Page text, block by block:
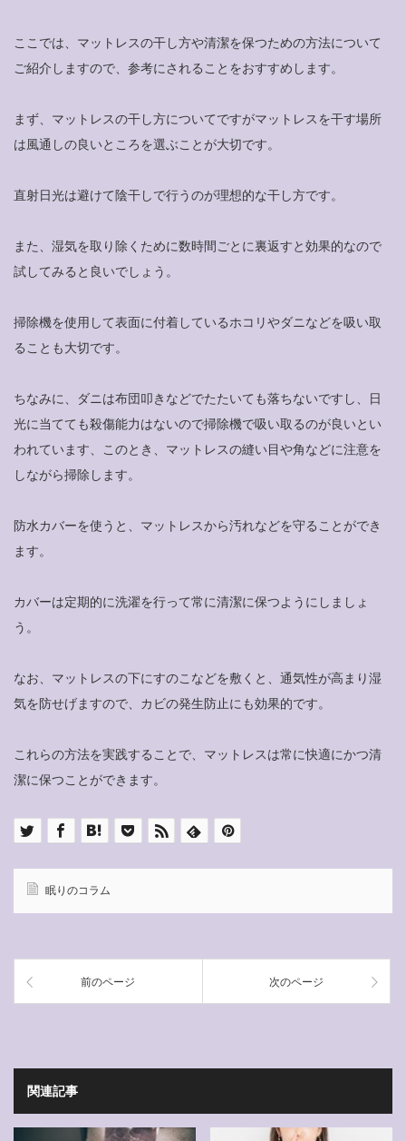
ここでは、マットレスの干し方や清潔を保つための方法について
ご紹介しますので、参考にされることをおすすめします。
まず、マットレスの干し方についてですがマットレスを干す場所
は風通しの良いところを選ぶことが大切です。
直射日光は避けて陰干しで行うのが理想的な干し方です。
また、湿気を取り除くために数時間ごとに裏返すと効果的なので
試してみると良いでしょう。
掃除機を使用して表面に付着しているホコリやダニなどを吸い取
ることも大切です。
ちなみに、ダニは布団叩きなどでたたいても落ちないですし、日
光に当てても殺傷能力はないので掃除機で吸い取るのが良いとい
われています、このとき、マットレスの縫い目や角などに注意を
しながら掃除します。
防水カバーを使うと、マットレスから汚れなどを守ることができ
ます。
カバーは定期的に洗濯を行って常に清潔に保つようにしましょ
う。
なお、マットレスの下にすのこなどを敷くと、通気性が高まり湿
気を防せげますので、カビの発生防止にも効果的です。
これらの方法を実践することで、マットレスは常に快適にかつ清
潔に保つことができます。
眠りのコラム
前のページ 次のページ
関連記事